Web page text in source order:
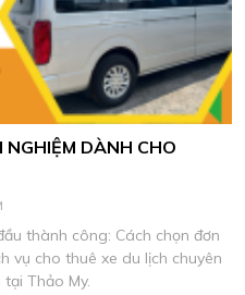
NGHIỆM DÀNH CHO
thành công: Cách chọn đơn
vụ cho thuê xe du lịch chuyên
Thảo My.